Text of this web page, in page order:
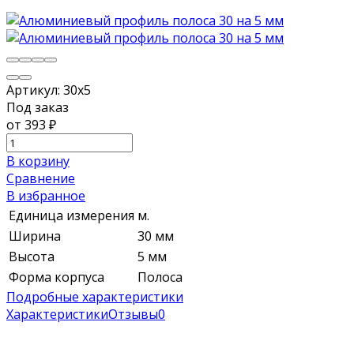
Артикул: 30х5
Под заказ
от 393 ₽
В корзину
Сравнение
В избранное
Единица измерения м.
Ширина
30 мм
Высота
5 мм
Форма корпуса
Полоса
Подробные характеристики
ХарактеристикиОтзывы0